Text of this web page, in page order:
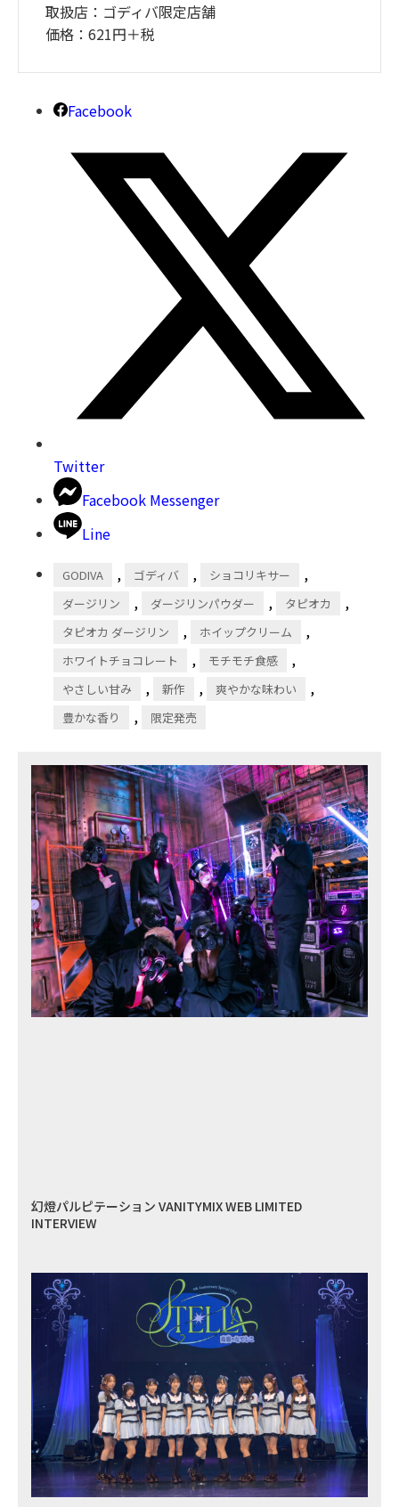
取扱店：ゴディバ限定店舗
価格：621円＋税
Facebook
Twitter
Facebook Messenger
Line
GODIVA , ゴディバ , ショコリキサー ,
ダージリン , ダージリンパウダー , タピオカ ,
タピオカ ダージリン , ホイップクリーム ,
ホワイトチョコレート , モチモチ食感 ,
やさしい甘み , 新作 , 爽やかな味わい ,
豊かな香り , 限定発売
幻燈パルピテーション VANITYMIX WEB LIMITED
INTERVIEW